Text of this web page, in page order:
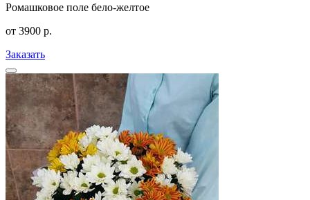
Ромашковое поле бело-желтое
от 3900 р.
Заказать